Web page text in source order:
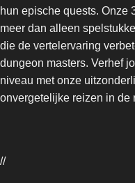
hun epische quests. Onze
meer dan alleen
die de vertelervaring
dungeon masters. Verhef
niveau met onze
onvergetelijke reizen in de
//